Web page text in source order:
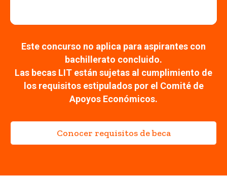
Este concurso no aplica para aspirantes con
bachillerato concluido.
Las becas LIT están sujetas al cumplimiento de
los requisitos estipulados por el Comité de
Apoyos Económicos.
Conocer requisitos de beca